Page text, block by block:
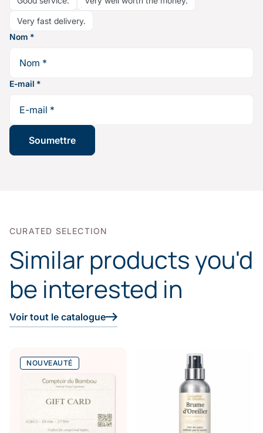
Very fast delivery.
Nom *
E-mail *
CURATED SELECTION
Similar products you'd
be interested in
Voir tout le catalogue
NOUVEAUTÉ